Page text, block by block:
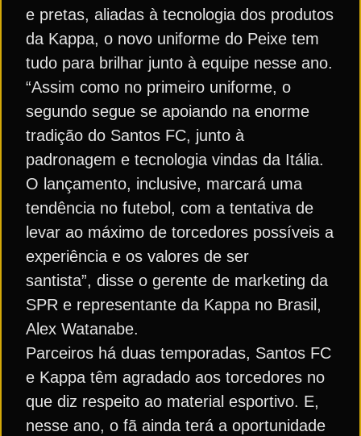
e pretas, aliadas à tecnologia dos produtos
da Kappa, o novo uniforme do Peixe tem
tudo para brilhar junto à equipe nesse ano.
“Assim como no primeiro uniforme, o
segundo segue se apoiando na enorme
tradição do Santos FC, junto à
padronagem e tecnologia vindas da Itália.
O lançamento, inclusive, marcará uma
tendência no futebol, com a tentativa de
levar ao máximo de torcedores possíveis a
experiência e os valores de ser
santista”, disse o gerente de marketing da
SPR e representante da Kappa no Brasil,
Alex Watanabe.
Parceiros há duas temporadas, Santos FC
e Kappa têm agradado aos torcedores no
que diz respeito ao material esportivo. E,
nesse ano, o fã ainda terá a oportunidade